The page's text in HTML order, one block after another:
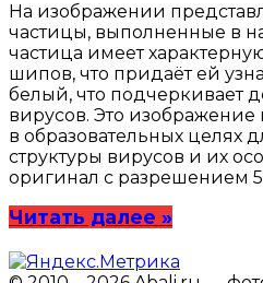
На изображении
частицы, выполненные в
частица имеет
шипов, что придаёт ей
белый, что подчеркивает
вирусов. Это изображение
в образовательных целях
структуры вирусов и их
оригинал с разрешением
Читать далее »